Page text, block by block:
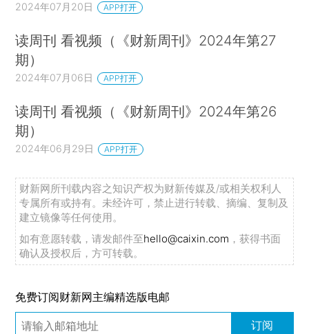
2024年07月20日 APP打开
读周刊 看视频（《财新周刊》2024年第27
期）
2024年07月06日 APP打开
读周刊 看视频（《财新周刊》2024年第26
期）
2024年06月29日 APP打开
财新网所刊载内容之知识产权为财新传媒及/或相关权利人
专属所有或持有。未经许可，禁止进行转载、摘编、复制及
建立镜像等任何使用。
如有意愿转载，请发邮件至hello@caixin.com ，获得书面
确认及授权后，方可转载。
免费订阅财新网主编精选版电邮
订阅